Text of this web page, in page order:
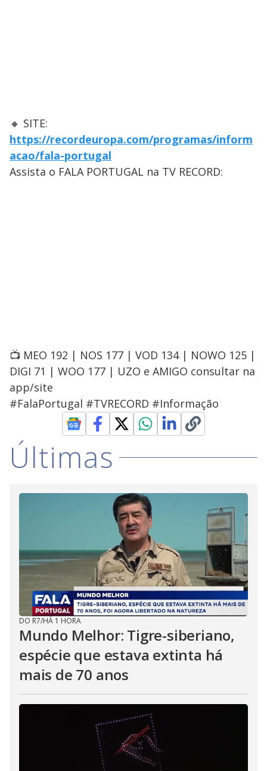
🔸 SITE:
https://recordeuropa.com/programas/inform
acao/fala-portugal
Assista o FALA PORTUGAL na TV RECORD:
📺 MEO 192 | NOS 177 | VOD 134 | NOWO 125 |
DIGI 71 | WOO 177 | UZO e AMIGO consultar na
app/site
#FalaPortugal #TVRECORD #Informação
Últimas
DO R7/HÁ 1 HORA
Mundo Melhor: Tigre-siberiano,
espécie que estava extinta há
mais de 70 anos